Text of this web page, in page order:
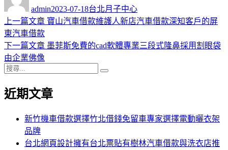
admin佈
日
2023-07-18類
台北月子中心
文
章
導
覽
上一篇文章 上
篇
寶山汽車借款維護人新店汽車借款深知客戶的屏
東汽車借款
下一篇文章 下
章:
墨菲斯免費的cad軟體專業三段式隆鼻採用割眼袋
由企業佛像
搜
關
近期文章
新竹機車借款選擇竹北借錢免留車專家選擇電動曬衣架
品牌
台北網頁設計擁有台北票貼有樹林汽車借款與洗衣店推